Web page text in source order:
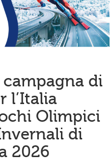
di
l’Italia
Olimpici
di
2026